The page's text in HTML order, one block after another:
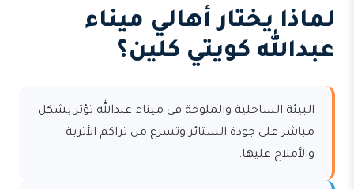
لماذا يختار أهالي ميناء
عبدالله كويتي كلين؟
البيئة الساحلية والملوحة في ميناء عبدالله تؤثر بشكل
مباشر على جودة الستائر وتسرع من تراكم الأتربة
والأملاح عليها.